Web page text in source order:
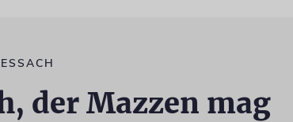
der Mazzen mag